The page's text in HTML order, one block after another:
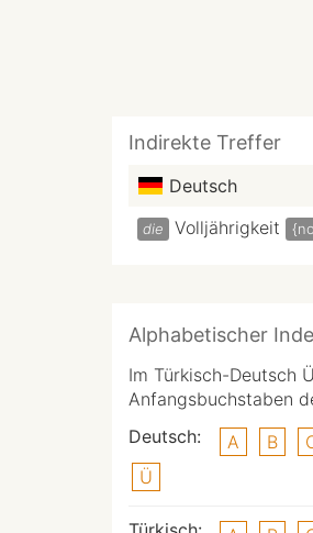
Indirekte Treffer
Deutsch
die Volljährigkeit
Alphabetischer
Im Türkisch-Deutsch
Anfangsbuchstaben
Deutsch:
A B
Ü